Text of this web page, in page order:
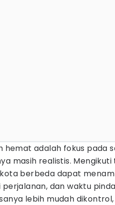
hemat adalah fokus pada
masih realistis.
berbeda dapat
perjalanan, dan waktu
lebih mudah